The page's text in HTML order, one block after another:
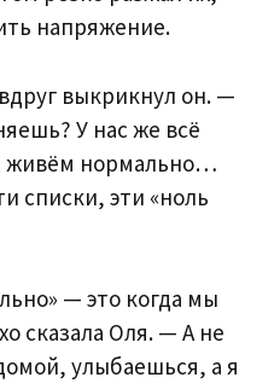
напряжение.
выкрикнул он. —
У нас же всё
живём нормально…
списки, эти «ноль
— это когда мы
сказала Оля. — А не
улыбаешься, а я